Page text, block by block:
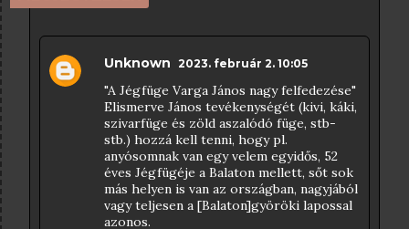
Unknown 2023. február 2. 10:05
"A Jégfüge Varga János nagy felfedezése"
Elismerve János tevékenységét (kivi, káki,
szivarfüge és zöld aszalódó füge, stb-
stb.) hozzá kell tenni, hogy pl.
anyósomnak van egy velem egyidős, 52
éves Jégfügéje a Balaton mellett, sőt sok
más helyen is van az országban, nagyjából
vagy teljesen a [Balaton]györöki lapossal
azonos.